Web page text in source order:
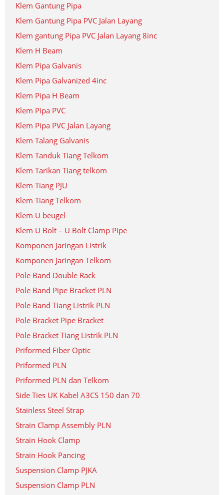
Klem Gantung Pipa
Klem Gantung Pipa PVC Jalan Layang
Klem gantung Pipa PVC Jalan Layang 8inc
Klem H Beam
Klem Pipa Galvanis
Klem Pipa Galvanized 4inc
Klem Pipa H Beam
Klem Pipa PVC
Klem Pipa PVC Jalan Layang
Klem Talang Galvanis
Klem Tanduk Tiang Telkom
Klem Tarikan Tiang telkom
Klem Tiang PJU
Klem Tiang Telkom
Klem U beugel
Klem U Bolt – U Bolt Clamp Pipe
Komponen Jaringan Listrik
Komponen Jaringan Telkom
Pole Band Double Rack
Pole Band Pipe Bracket PLN
Pole Band Tiang Listrik PLN
Pole Bracket Pipe Bracket
Pole Bracket Tiang Listrik PLN
Priformed Fiber Optic
Priformed PLN
Priformed PLN dan Telkom
Side Ties UK Kabel A3CS 150 dan 70
Stainless Steel Strap
Strain Clamp Assembly PLN
Strain Hook Clamp
Strain Hook Pancing
Suspension Clamp PJKA
Suspension Clamp PLN